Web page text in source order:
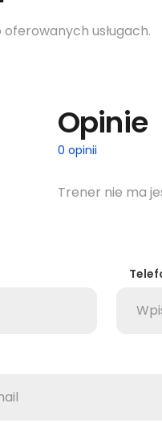
usługach.
Opinie
0 opinii
Trener nie ma